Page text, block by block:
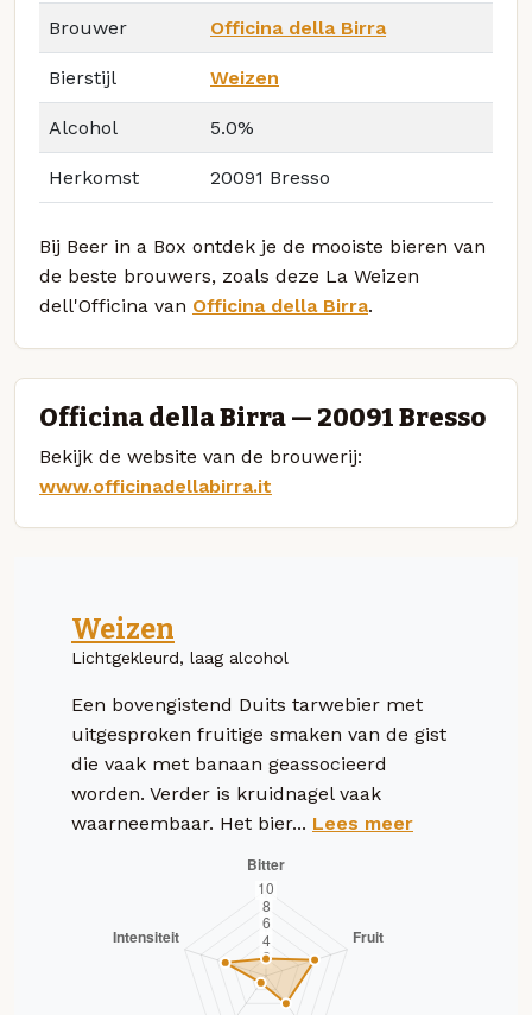
Brouwer Officina della Birra
Bierstijl Weizen
Alcohol 5.0%
Herkomst 20091 Bresso
Bij Beer in a Box ontdek je de mooiste bieren van
de beste brouwers, zoals deze La Weizen
dell'Officina van Officina della Birra.
Officina della Birra — 20091 Bresso
Bekijk de website van de brouwerij:
www.officinadellabirra.it
Weizen
Lichtgekleurd, laag alcohol
Een bovengistend Duits tarwebier met
uitgesproken fruitige smaken van de gist
die vaak met banaan geassocieerd
worden. Verder is kruidnagel vaak
waarneembaar. Het bier... Lees meer